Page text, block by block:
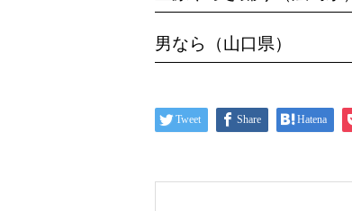
男なら（山口県）
Tweet Share Hatena